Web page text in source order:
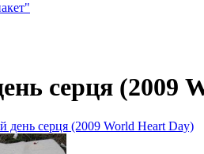
серця (2009
день серця (2009 World Heart Day)